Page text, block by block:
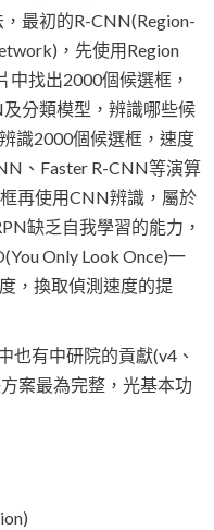
最初的R-CNN(Region-
，先使用Region
中找出2000個候選框，
分類模型，辨識哪些候
識2000個候選框，速度
、Faster R-CNN等演算
再使用CNN辨識，屬於
缺乏自我學習的能力，
Only Look Once)一
，換取偵測速度的提
也有中研院的貢獻(v4、
案最為完整，光基本功